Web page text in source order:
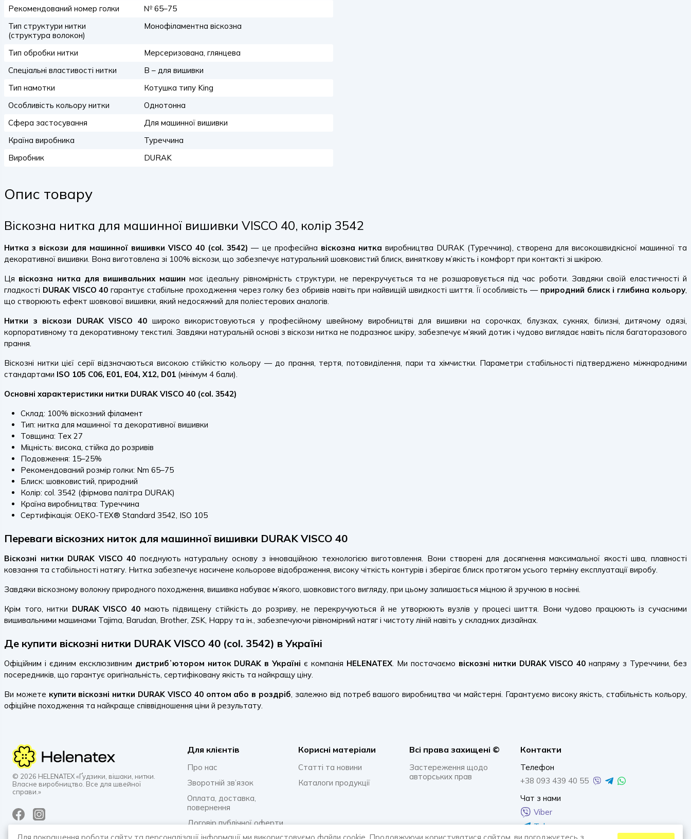
Рекомендований номер голки
№ 65–75
Тип структури нитки
(структура волокон)
Монофіламентна віскозна
Тип обробки нитки
Мерсеризована, глянцева
Спеціальні властивості нитки
B – для вишивки
Тип намотки
Котушка типу King
Особливість кольору нитки
Однотонна
Сфера застосування
Для машинної вишивки
Країна виробника
Туреччина
Виробник
DURAK
Опис товару
Віскозна нитка для машинної вишивки VISCO 40, колір 3542
Нитка з віскози для машинної вишивки VISCO 40 (col. 3542) — це професійна віскозна нитка виробництва DURAK (Туреччина), створена для високошвидкісної машинної та
декоративної вишивки. Вона виготовлена зі 100% віскози, що забезпечує натуральний шовковистий блиск, виняткову м’якість і комфорт при контакті зі шкірою.
Ця віскозна нитка для вишивальних машин має ідеальну рівномірність структури, не перекручується та не розшаровується під час роботи. Завдяки своїй еластичності й
гладкості DURAK VISCO 40 гарантує стабільне проходження через голку без обривів навіть при найвищій швидкості шиття. Її особливість — природний блиск і глибина кольору,
що створюють ефект шовкової вишивки, який недосяжний для поліестерових аналогів.
Нитки з віскози DURAK VISCO 40 широко використовуються у професійному швейному виробництві для вишивки на сорочках, блузках, сукнях, білизні, дитячому одязі,
корпоративному та декоративному текстилі. Завдяки натуральній основі з віскози нитка не подразнює шкіру, забезпечує м’який дотик і чудово виглядає навіть після багаторазового
прання.
Віскозні нитки цієї серії відзначаються високою стійкістю кольору — до прання, тертя, потовиділення, пари та хімчистки. Параметри стабільності підтверджено міжнародними
стандартами ISO 105 C06, E01, E04, X12, D01 (мінімум 4 бали).
Основні характеристики нитки DURAK VISCO 40 (col. 3542)
Склад: 100% віскозний філамент
Тип: нитка для машинної та декоративної вишивки
Товщина: Tex 27
Міцність: висока, стійка до розривів
Подовження: 15–25%
Рекомендований розмір голки: Nm 65–75
Блиск: шовковистий, природний
Колір: col. 3542 (фірмова палітра DURAK)
Країна виробництва: Туреччина
Сертифікація: OEKO-TEX® Standard 3542, ISO 105
Переваги віскозних ниток для машинної вишивки DURAK VISCO 40
Віскозні нитки DURAK VISCO 40 поєднують натуральну основу з інноваційною технологією виготовлення. Вони створені для досягнення максимальної якості шва, плавності
ковзання та стабільності натягу. Нитка забезпечує насичене кольорове відображення, високу чіткість контурів і зберігає блиск протягом усього терміну експлуатації виробу.
Завдяки віскозному волокну природного походження, вишивка набуває м’якого, шовковистого вигляду, при цьому залишається міцною й зручною в носінні.
Крім того, нитки DURAK VISCO 40мають підвищену стійкість до розриву, не перекручуються й не утворюють вузлів у процесі шиття. Вони чудово працюють із сучасними
вишивальними машинами Tajima, Barudan, Brother, ZSK, Happy та ін., забезпечуючи рівномірний натяг і чистоту ліній навіть у складних дизайнах.
Де купити віскозні нитки DURAK VISCO 40 (col. 3542) в Україні
Офіційним і єдиним ексклюзивним дистрибʼютором ниток DURAK в Україні є компанія HELENATEX. Ми постачаємо віскозні нитки DURAK VISCO 40 напряму з Туреччини, без
посередників, що гарантує оригінальність, сертифіковану якість та найкращу ціну.
Ви можете купити віскозні нитки DURAK VISCO 40 оптом або в роздріб, залежно від потреб вашого виробництва чи майстерні. Гарантуємо високу якість, стабільність кольору,
офіційне походження та найкраще співвідношення ціни й результату.
Для клієнтів
Про нас
Зворотній зв’язок
Оплата, доставка,
повернення
Договір публічної оферти
Корисні матеріали
Статті та новини
Каталоги продукції
Всi права захищенi ©
Застереження щодо
авторських прав
Контакти
Телефон
+38 093 439 40 55
Чат з нами
Viber
Telegram
© 2026 HELENATEX «Ґудзики, вішаки, нитки.
Власне виробництво. Все для швейної
справи.»